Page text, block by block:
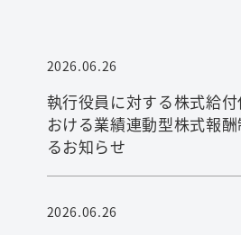
プライバシーポリシー
ご利用条件
2026.06.26
執行役員に対する株式給
おける業績連動型株式報
るお知らせ
2026.06.26